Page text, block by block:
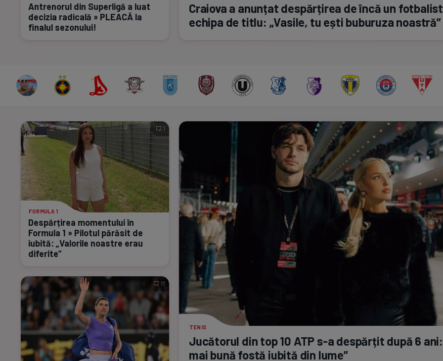
Antrenorul din Superligă a luat
decizia radicală » PLEACĂ la
finalul sezonului!
Craiova a anunțat despărțirea de încă un
echipa de titlu: „Vasile, tu ești buburuza noastră”
FORMULA 1
Despărțirea momentului în
Formula 1 » Pilotul părăsit de
iubită: „Valorile noastre erau
diferite”
1
17
TENIS
Jucătorul din top 10 ATP s-a despărțit după 6 ani:
mai bună fostă iubită din lume”